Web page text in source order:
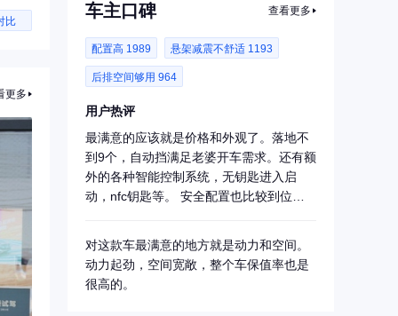
比
更多
车主口碑 查看更多
配置高 1989 悬架减震不舒适 1193
后排空间够用 964
用户热评
最满意的应该就是价格和外观了。落地不
到9个，自动挡满足老婆开车需求。还有额
外的各种智能控制系统，无钥匙进入启
动，nfc钥匙等。 安全配置也比较到位，
对这款车最满意的地方就是动力和空间。
动力起劲，空间宽敞，整个车保值率也是
很高的。